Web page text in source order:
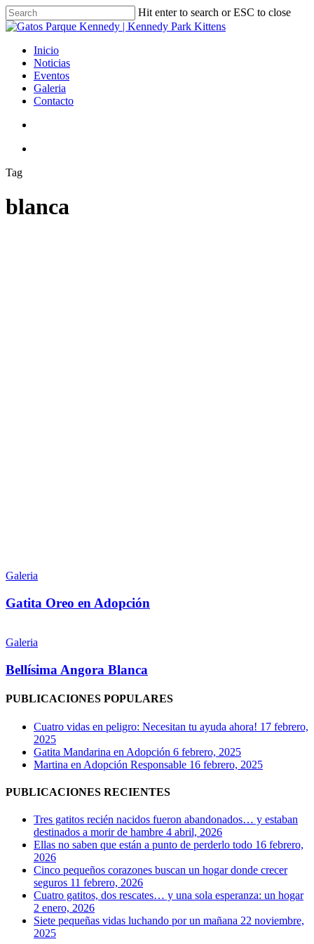
Skip
to
content
Hit enter to search or ESC to close
Close
search
Menu
Inicio
Noticias
Eventos
Galeria
Contacto
Tag
blanca
Oreo
Adopción
Galeria
Gatita Oreo en Adopción
Angora
Galeria
Bellísima Angora Blanca
PUBLICACIONES POPULARES
Cuatro vidas en peligro: Necesitan tu ayuda ahora! 17 febrero,
2025
Gatita Mandarina en Adopción 6 febrero, 2025
Martina en Adopción Responsable 16 febrero, 2025
PUBLICACIONES RECIENTES
Tres gatitos recién nacidos fueron abandonados… y estaban
destinados a morir de hambre 4 abril, 2026
Ellas no saben que están a punto de perderlo todo 16 febrero,
2026
Cinco pequeños corazones buscan un hogar donde crecer
seguros 11 febrero, 2026
Cuatro gatitos, dos rescates… y una sola esperanza: un hogar
2 enero, 2026
Siete pequeñas vidas luchando por un mañana 22 noviembre,
2025